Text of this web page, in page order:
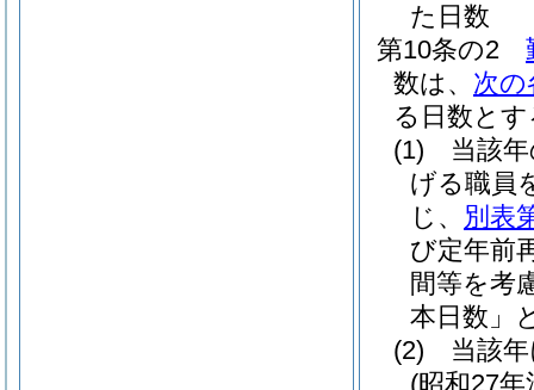
た日数
第10条の2
数は、 次の
る日数と
(1)
当該
げる職員
じ、 別表
び定年前
間等を考
本日数」
(2)
当該
(昭和27